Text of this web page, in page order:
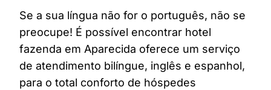
Se a sua língua não for o português, não se
preocupe! É possível encontrar hotel
fazenda em Aparecida oferece um serviço
de atendimento bilíngue, inglês e espanhol,
para o total conforto de hóspedes